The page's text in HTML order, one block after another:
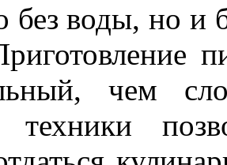
без воды, но и
чем
техники